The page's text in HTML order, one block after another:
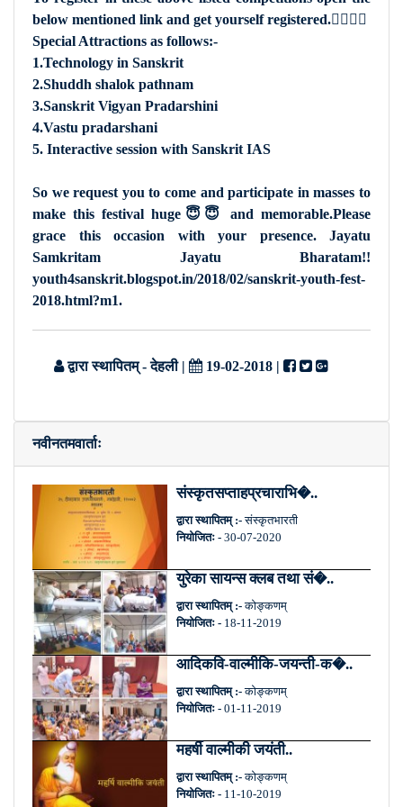
below mentioned link and get yourself registered.👇🏻👇🏻
Special Attractions as follows:-
1.Technology in Sanskrit
2.Shuddh shalok pathnam
3.Sanskrit Vigyan Pradarshini
4.Vastu pradarshani
5. Interactive session with Sanskrit IAS
So we request you to come and participate in masses to
make this festival huge😇😇 and memorable.Please
grace this occasion with your presence. Jayatu
Samkritam Jayatu Bharatam!!
youth4sanskrit.blogspot.in/2018/02/sanskrit-youth-fest-
2018.html?m1.
द्वारा स्थापितम् - देहली 19-02-2018
नवीनतमवार्ताः
संस्कृतसप्ताहप्रचाराभि�..
द्वारा स्थापितम् :-संस्कृतभारती
नियोजितः -30-07-2020
युरेका सायन्स क्लब तथा सं�..
द्वारा स्थापितम् :-कोङ्कणम्
नियोजितः - 18-11-2019
आदिकवि-वाल्मीकि-जयन्ती-क�..
द्वारा स्थापितम् :-कोङ्कणम्
नियोजितः -01-11-2019
महर्षी वाल्मीकी जयंती..
द्वारा स्थापितम् :-कोङ्कणम्
नियोजितः - 11-10-2019